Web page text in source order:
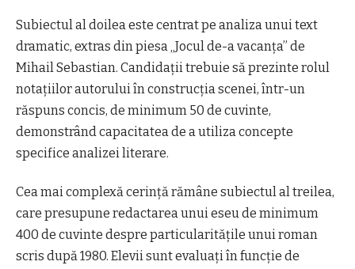
Subiectul al doilea este centrat pe analiza unui text
dramatic, extras din piesa „Jocul de-a vacanța” de
Mihail Sebastian. Candidații trebuie să prezinte rolul
notațiilor autorului în construcția scenei, într-un
răspuns concis, de minimum 50 de cuvinte,
demonstrând capacitatea de a utiliza concepte
specifice analizei literare.
Cea mai complexă cerință rămâne subiectul al treilea,
care presupune redactarea unui eseu de minimum
400 de cuvinte despre particularitățile unui roman
scris după 1980. Elevii sunt evaluați în funcție de